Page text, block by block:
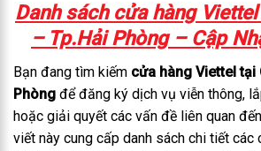
Danh sách cửa hàng
– Tp.Hải Phòng – Cập
Bạn đang tìm kiếm cửa hàng Viettel tại
Phòng để đăng ký dịch vụ viễn thông,
hoặc giải quyết các vấn đề liên quan
viết này cung cấp danh sách chi tiết các